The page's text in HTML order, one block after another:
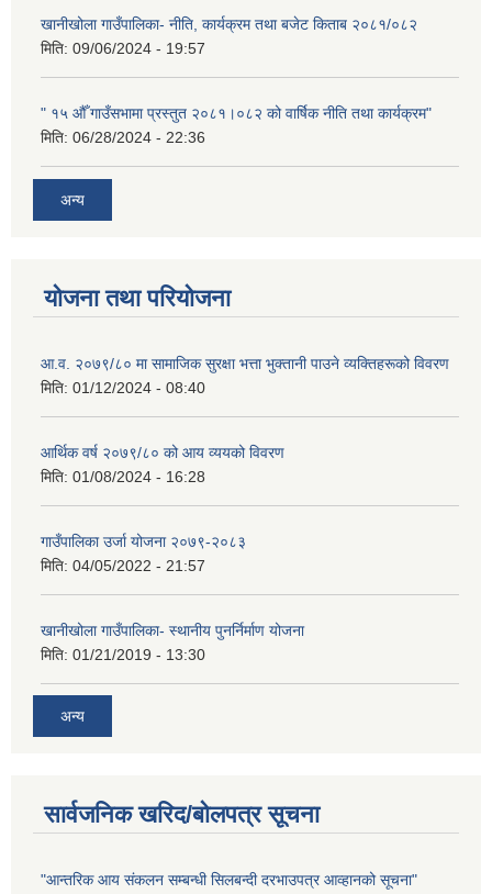
खानीखोला गाउँपालिका- नीति, कार्यक्रम तथा बजेट किताब २०८१/०८२
मिति: 09/06/2024 - 19:57
" १५ औँ गाउँसभामा प्रस्तुत २०८१।०८२ को वार्षिक नीति तथा कार्यक्रम"
मिति: 06/28/2024 - 22:36
अन्य
योजना तथा परियोजना
आ.व. २०७९/८० मा सामाजिक सुरक्षा भत्ता भुक्तानी पाउने व्यक्तिहरूको विवरण
मिति: 01/12/2024 - 08:40
आर्थिक वर्ष २०७९/८० को आय व्ययको विवरण
मिति: 01/08/2024 - 16:28
गाउँपालिका उर्जा योजना २०७९-२०८३
मिति: 04/05/2022 - 21:57
खानीखोला गाउँपालिका- स्थानीय पुनर्निर्माण योजना
मिति: 01/21/2019 - 13:30
अन्य
सार्वजनिक खरिद/बोलपत्र सूचना
"आन्तरिक आय संकलन सम्बन्धी सिलबन्दी दरभाउपत्र आव्हानको सूचना"